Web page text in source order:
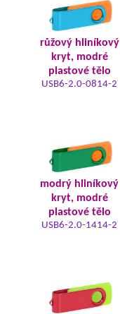
růžový hliníkový
kryt, modré
plastové tělo
USB6-2.0-0814-2
modrý hliníkový
kryt, modré
plastové tělo
USB6-2.0-1414-2